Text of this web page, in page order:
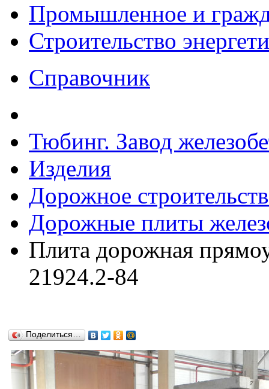
Промышленное и
Строительство
Справочник
Тюбинг. Завод
Изделия
Дорожное
Дорожные плиты
Плита дорожная
21924.2-84
Поделиться…